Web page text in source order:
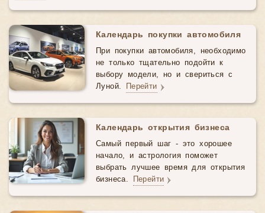
Календарь покупки автомобиля
При покупки автомобиля, необходимо
не только тщательно подойти к
выбору модели, но и свериться с
Луной. Перейти
Календарь открытия бизнеса
Самый первый шаг - это хорошее
начало, и астрология поможет
выбрать лучшее время для открытия
бизнеса. Перейти